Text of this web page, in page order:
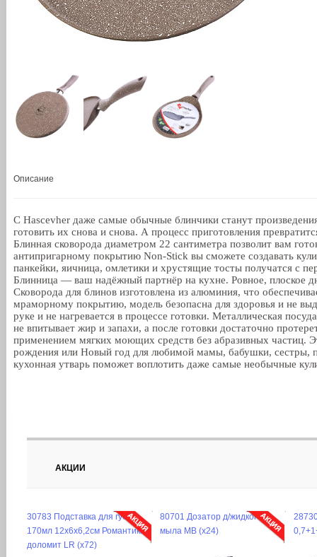
Описание
С Hascevher даже самые обычные блинчики станут
готовить их снова и снова. А процесс приготовления
Блинная сковорода диаметром 22 сантиметра позволит вам
антипригарному покрытию Non-Stick вы сможете создавать
панкейки, яичница, омлетики и хрустящие тосты получатся с
Блинница — ваш надёжный партнёр на кухне. Ровное, плоское
Сковорода для блинов изготовлена из алюминия, что
мраморному покрытию, модель безопасна для здоровья и не
руке и не нагревается в процессе готовки. Металлическая
не впитывает жир и запахи, а после готовки достаточно
применением мягких моющих средств без абразивных частиц.
рождения или Новый год для любимой мамы, бабушки, сестры,
кухонная утварь поможет воплотить даже самые необычные
АКЦИИ
30783 Подставка для губки
170мл 12х6х6,2см Романтика
доломит LR (х72)
80701 Дозатор д/жидкого
мыла MB (х24)